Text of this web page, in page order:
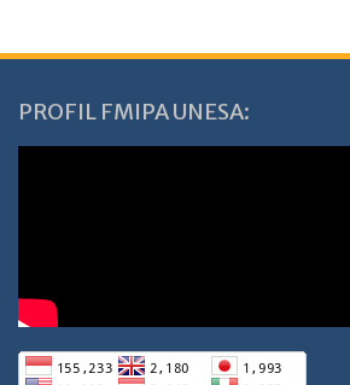
PROFIL FMIPA UNESA: